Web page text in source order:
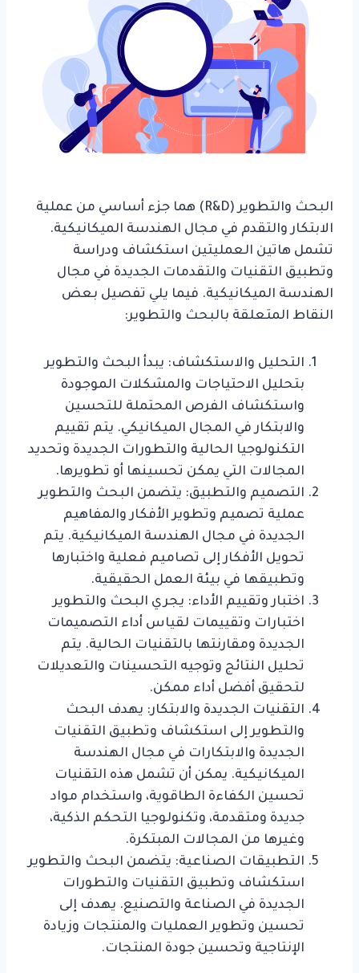
البحث والتطوير (R&D) هما جزء أساسي من عملية
الابتكار والتقدم في مجال الهندسة الميكانيكية.
تشمل هاتين العمليتين استكشاف ودراسة
وتطبيق التقنيات والتقدمات الجديدة في مجال
الهندسة الميكانيكية. فيما يلي تفصيل بعض
النقاط المتعلقة بالبحث والتطوير:
التحليل والاستكشاف: يبدأ البحث والتطوير
بتحليل الاحتياجات والمشكلات الموجودة
واستكشاف الفرص المحتملة للتحسين
والابتكار في المجال الميكانيكي. يتم تقييم
التكنولوجيا الحالية والتطورات الجديدة وتحديد
المجالات التي يمكن تحسينها أو تطويرها.
التصميم والتطبيق: يتضمن البحث والتطوير
عملية تصميم وتطوير الأفكار والمفاهيم
الجديدة في مجال الهندسة الميكانيكية. يتم
تحويل الأفكار إلى تصاميم فعلية واختبارها
وتطبيقها في بيئة العمل الحقيقية.
اختبار وتقييم الأداء: يجري البحث والتطوير
اختبارات وتقييمات لقياس أداء التصميمات
الجديدة ومقارنتها بالتقنيات الحالية. يتم
تحليل النتائج وتوجيه التحسينات والتعديلات
لتحقيق أفضل أداء ممكن.
التقنيات الجديدة والابتكار: يهدف البحث
والتطوير إلى استكشاف وتطبيق التقنيات
الجديدة والابتكارات في مجال الهندسة
الميكانيكية. يمكن أن تشمل هذه التقنيات
تحسين الكفاءة الطاقوية، واستخدام مواد
جديدة ومتقدمة، وتكنولوجيا التحكم الذكية،
وغيرها من المجالات المبتكرة.
التطبيقات الصناعية: يتضمن البحث والتطوير
استكشاف وتطبيق التقنيات والتطورات
الجديدة في الصناعة والتصنيع. يهدف إلى
تحسين وتطوير العمليات والمنتجات وزيادة
الإنتاجية وتحسين جودة المنتجات.